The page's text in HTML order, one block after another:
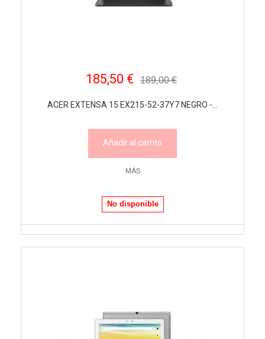
185,50 € 189,00 €
ACER EXTENSA 15 EX215-52-37Y7 NEGRO -...
Añadir al carrito
MÁS
No disponible